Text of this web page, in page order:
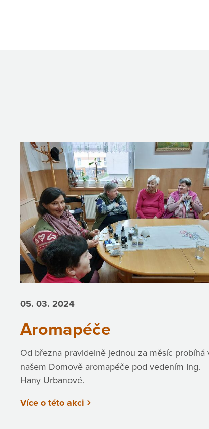
05. 03. 2024
Aromapéče
Od března pravidelně jednou za měsíc probíhá
našem Domově aromapéče pod vedením Ing.
Hany Urbanové.
Více o této akci